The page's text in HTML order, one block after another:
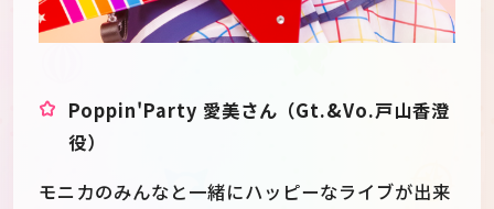
Poppin'Party 愛美さん（Gt.&Vo.戸山香澄
役）
モニカのみんなと一緒にハッピーなライブが出来